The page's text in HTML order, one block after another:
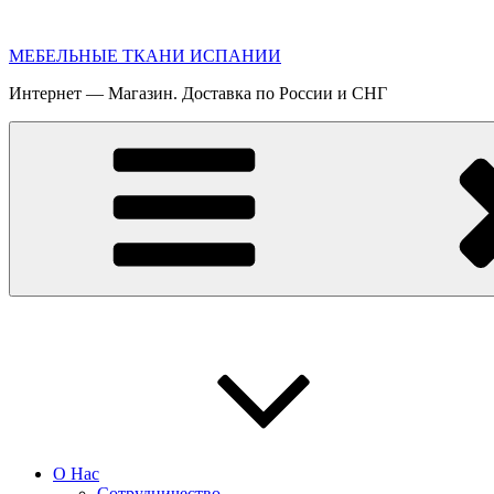
содержимому
МЕБЕЛЬНЫЕ ТКАНИ ИСПАНИИ
Интернет — Магазин. Доставка по России и СНГ
О Нас